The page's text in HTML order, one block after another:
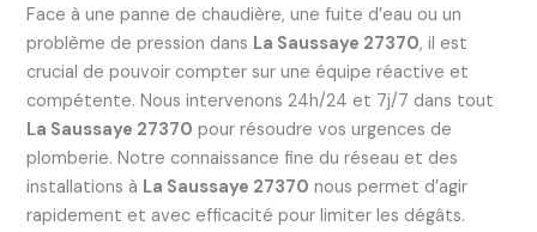
Face à une panne de chaudière, une fuite d’eau ou un
problème de pression dans La Saussaye 27370, il est
crucial de pouvoir compter sur une équipe réactive et
compétente. Nous intervenons 24h/24 et 7j/7 dans tout
La Saussaye 27370 pour résoudre vos urgences de
plomberie. Notre connaissance fine du réseau et des
installations à La Saussaye 27370 nous permet d’agir
rapidement et avec efficacité pour limiter les dégâts.